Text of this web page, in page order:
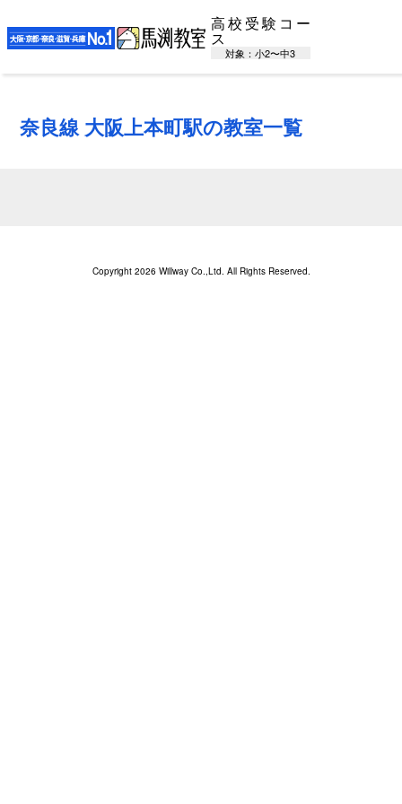
高校受験コー
ス
対象：小2〜中3
奈良線 大阪上本町駅の教室一覧
Copyright 2026 Willway Co.,Ltd. All Rights Reserved.